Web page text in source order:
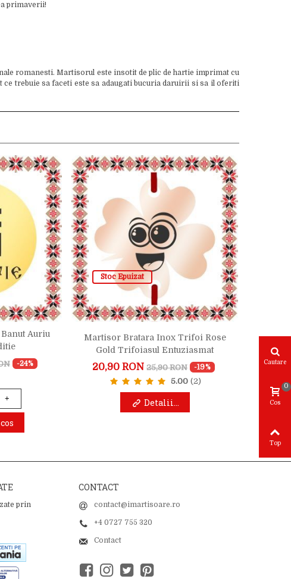
primaverii!
romanesti. Martisorul este insotit de plic de hartie imprimat cu
trebuie sa faceti este sa adaugati bucuria daruirii si sa il oferiti
Auriu
-24%
+
Stoc Epuizat
Martisor Bratara Inox Trifoi Rose
Gold Trifoiasul Entuziasmat
20,90 RON 25,90 RON -19%
5.00 (2)
Detalii...
prin
CONTACT
contact@imartisoare.ro
+4 0727 755 320
Contact
Cautare
Cos
0
Top